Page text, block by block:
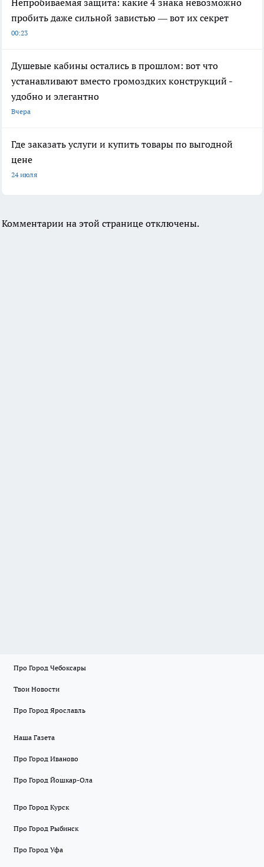
пробить даже сильной завистью — вот их секрет
00:23
Душевые кабины остались в прошлом: вот что
устанавливают вместо громоздких конструкций -
удобно и элегантно
Вчера
Где заказать услуги и купить товары по выгодной
цене
24 июля
Комментарии на этой странице отключены.
Про Город Чебоксары
Твои Новости
Про Город Ярославль
Наша Газета
Про Город Иваново
Про Город Йошкар-Ола
Про Город Курск
Про Город Рыбинск
Про Город Уфа